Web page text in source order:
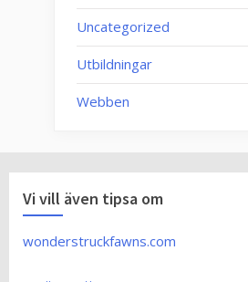
Uncategorized
Utbildningar
Webben
Vi vill även tipsa om
wonderstruckfawns.com